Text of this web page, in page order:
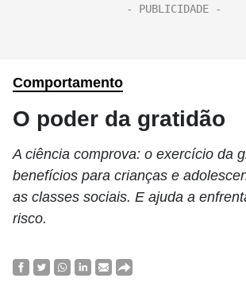
Comportamento
O poder da gratidão
A ciência comprova: o exercício da
benefícios para crianças e
as classes sociais. E ajuda a
risco.